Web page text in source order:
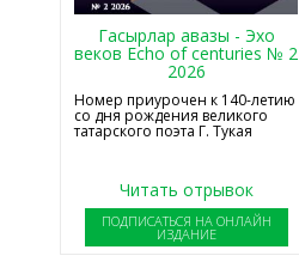
Гасырлар авазы - Эхо
веков Echo of centuries № 2
2026
Номер приурочен к 140-летию
со дня рождения великого
татарского поэта Г. Тукая
Читать отрывок
ПОДПИСАТЬСЯ НА ОНЛАЙН
ИЗДАНИЕ